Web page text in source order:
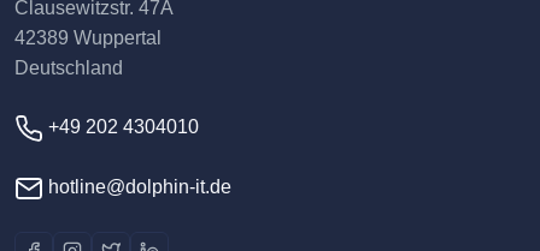
Clausewitzstr. 47A
42389 Wuppertal
Deutschland
+49 202 4304010
hotline@dolphin-it.de